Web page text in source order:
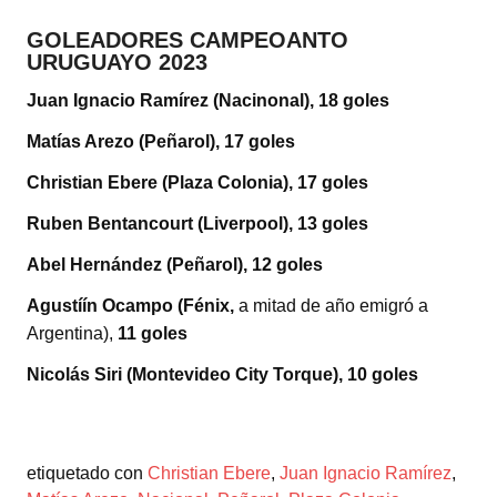
GOLEADORES CAMPEOANTO
URUGUAYO 2023
Juan Ignacio Ramírez (Nacinonal), 18 goles
Matías Arezo (Peñarol), 17 goles
Christian Ebere (Plaza Colonia), 17 goles
Ruben Bentancourt (Liverpool), 13 goles
Abel Hernández (Peñarol), 12 goles
Agustíín Ocampo (Fénix, a mitad de año emigró a
Argentina), 11 goles
Nicolás Siri (Montevideo City Torque), 10 goles
etiquetado con Christian Ebere, Juan Ignacio Ramírez,